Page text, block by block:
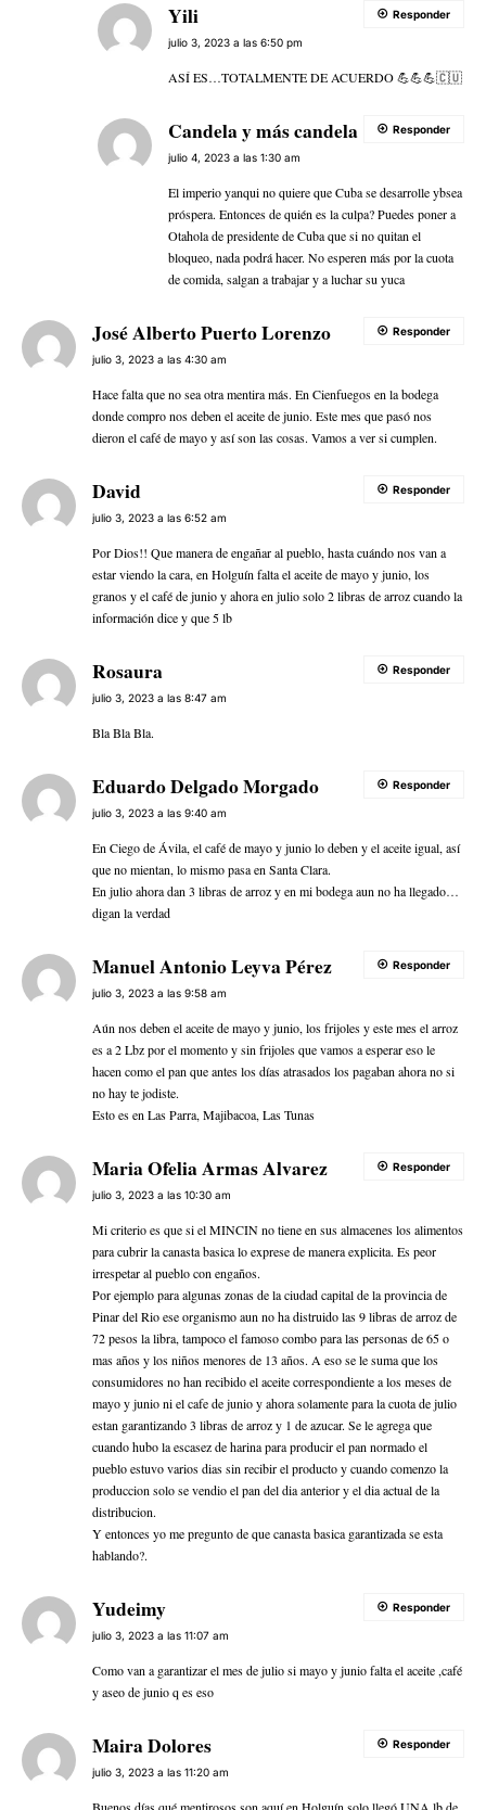
Yili
julio 3, 2023 a las 6:50 pm
ASÍ ES…TOTALMENTE DE ACUERDO 💪💪💪🇨🇺
Responder
Candela y más candela
julio 4, 2023 a las 1:30 am
El imperio yanqui no quiere que Cuba se desarrolle ybsea
próspera. Entonces de quién es la culpa? Puedes poner a
Otahola de presidente de Cuba que si no quitan el
bloqueo, nada podrá hacer. No esperen más por la cuota
de comida, salgan a trabajar y a luchar su yuca
Responder
José Alberto Puerto Lorenzo
julio 3, 2023 a las 4:30 am
Hace falta que no sea otra mentira más. En Cienfuegos en la bodega
donde compro nos deben el aceite de junio. Este mes que pasó nos
dieron el café de mayo y así son las cosas. Vamos a ver si cumplen.
Responder
David
julio 3, 2023 a las 6:52 am
Por Dios!! Que manera de engañar al pueblo, hasta cuándo nos van a
estar viendo la cara, en Holguín falta el aceite de mayo y junio, los
granos y el café de junio y ahora en julio solo 2 libras de arroz cuando la
información dice y que 5 lb
Responder
Rosaura
julio 3, 2023 a las 8:47 am
Bla Bla Bla.
Responder
Eduardo Delgado Morgado
julio 3, 2023 a las 9:40 am
En Ciego de Ávila, el café de mayo y junio lo deben y el aceite igual, así
que no mientan, lo mismo pasa en Santa Clara.
En julio ahora dan 3 libras de arroz y en mi bodega aun no ha llegado…
digan la verdad
Responder
Manuel Antonio Leyva Pérez
julio 3, 2023 a las 9:58 am
Aún nos deben el aceite de mayo y junio, los frijoles y este mes el arroz
es a 2 Lbz por el momento y sin frijoles que vamos a esperar eso le
hacen como el pan que antes los días atrasados los pagaban ahora no si
no hay te jodiste.
Esto es en Las Parra, Majibacoa, Las Tunas
Responder
Maria Ofelia Armas Alvarez
julio 3, 2023 a las 10:30 am
Mi criterio es que si el MINCIN no tiene en sus almacenes los alimentos
para cubrir la canasta basica lo exprese de manera explicita. Es peor
irrespetar al pueblo con engaños.
Por ejemplo para algunas zonas de la ciudad capital de la provincia de
Pinar del Rio ese organismo aun no ha distruido las 9 libras de arroz de
72 pesos la libra, tampoco el famoso combo para las personas de 65 o
mas años y los niños menores de 13 años. A eso se le suma que los
consumidores no han recibido el aceite correspondiente a los meses de
mayo y junio ni el cafe de junio y ahora solamente para la cuota de julio
estan garantizando 3 libras de arroz y 1 de azucar. Se le agrega que
cuando hubo la escasez de harina para producir el pan normado el
pueblo estuvo varios dias sin recibir el producto y cuando comenzo la
produccion solo se vendio el pan del dia anterior y el dia actual de la
distribucion.
Y entonces yo me pregunto de que canasta basica garantizada se esta
hablando?.
Responder
Yudeimy
julio 3, 2023 a las 11:07 am
Como van a garantizar el mes de julio si mayo y junio falta el aceite ,café
y aseo de junio q es eso
Responder
Maira Dolores
julio 3, 2023 a las 11:20 am
Responder